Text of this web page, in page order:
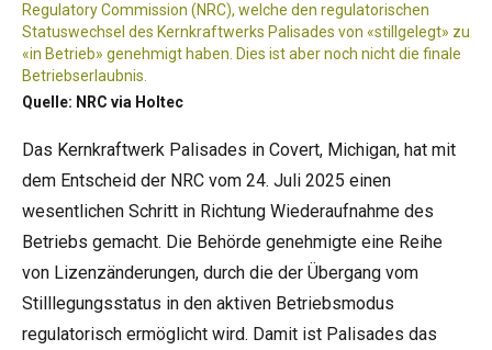
Regulatory Commission (NRC), welche den regulatorischen
Statuswechsel des Kernkraftwerks Palisades von «stillgelegt» zu
«in Betrieb» genehmigt haben. Dies ist aber noch nicht die finale
Betriebserlaubnis.
Quelle: NRC via Holtec
Das Kernkraftwerk Palisades in Covert, Michigan, hat mit
dem Entscheid der NRC vom 24. Juli 2025 einen
wesentlichen Schritt in Richtung Wiederaufnahme des
Betriebs gemacht. Die Behörde genehmigte eine Reihe
von Lizenzänderungen, durch die der Übergang vom
Stilllegungsstatus in den aktiven Betriebsmodus
regulatorisch ermöglicht wird. Damit ist Palisades das